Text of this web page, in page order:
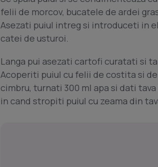
felii de morcov, bucatele de ardei
Asezati puiul intreg si introduceti in
catei de usturoi.
Langa pui asezati cartofi curatati si
Acoperiti puiul cu felii de costita si
cimbru, turnati 300 ml apa si dati
in cand stropiti puiul cu zeama din